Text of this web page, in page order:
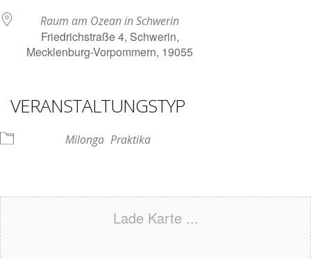
Raum am Ozean in Schwerin
Friedrichstraße 4, Schwerin,
Mecklenburg-Vorpommern, 19055
VERANSTALTUNGSTYP
Milonga Praktika
Lade Karte ...